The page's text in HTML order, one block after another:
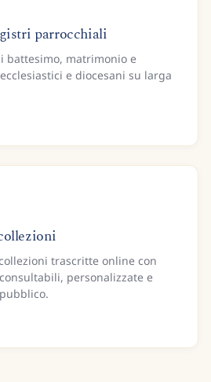
parrocchiali
battesimo, matrimonio e
e diocesani su larga
trascritte online con
personalizzate e